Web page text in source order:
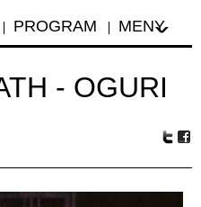
PROGRAM MENY
- OGURI
r
oo